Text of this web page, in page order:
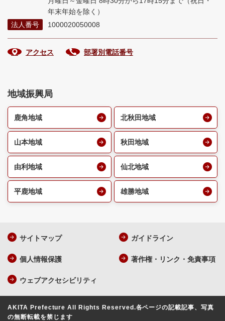
年末年始を除く）
法人番号
1000020050008
アクセス 部署別電話番号
地域振興局
鹿角地域 北秋田地域
山本地域 秋田地域
由利地域 仙北地域
平鹿地域 雄勝地域
サイトマップ ガイドライン
個人情報保護 著作権・リンク・免責事項
ウェブアクセシビリティ
AKITA Prefecture All Rights Reserved.各ページの記載記事、写真
の無断転載を禁じます